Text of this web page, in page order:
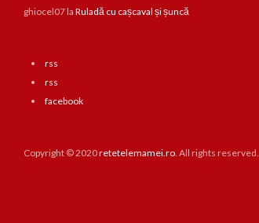
ghiocel07la Ruladă cu cașcaval și șuncă
rss
rss
facebook
Copyright © 2020retetelemamei.ro. All rights reserved.